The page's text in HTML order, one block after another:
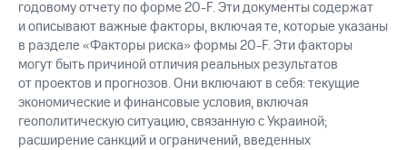
годовому отчету по форме 20-F. Эти документы содержат
и описывают важные факторы, включая те, которые указаны
в разделе «Факторы риска» формы 20-F. Эти факторы
могут быть причиной отличия реальных результатов
от проектов и прогнозов. Они включают в себя: текущие
экономические и финансовые условия, включая
геополитическую ситуацию, связанную с Украиной;
расширение санкций и ограничений, введенных